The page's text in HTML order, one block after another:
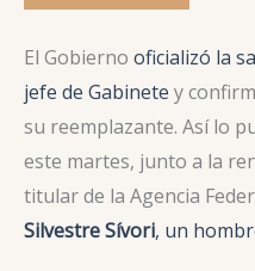
El Gobierno oficializó la
jefe de Gabinete y
su reemplazante. Así lo
este martes, junto a la
titular de la Agencia
Silvestre Sívori, un